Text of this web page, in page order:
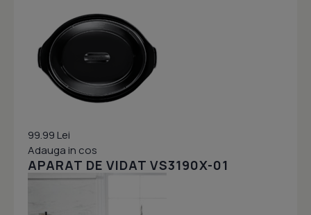
99.99 Lei
Adauga in cos
APARAT DE VIDAT VS3190X-01